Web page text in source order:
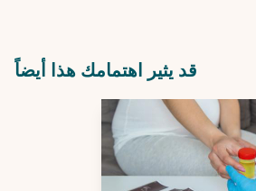
قد يثير اهتمامك هذا أيضاً